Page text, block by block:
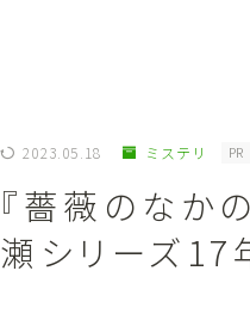
2023.05.18 ミステリ PR
『薔薇のなか
瀬シリーズ17